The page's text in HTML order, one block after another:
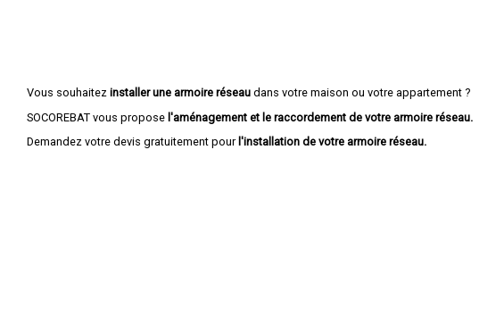
Vous souhaitez installer une armoire réseau dans votre maison ou votre appartement ?
SOCOREBAT vous propose l'aménagement et le raccordement de votre armoire réseau.
Demandez votre devis gratuitement pourl'installation de votre armoire réseau.